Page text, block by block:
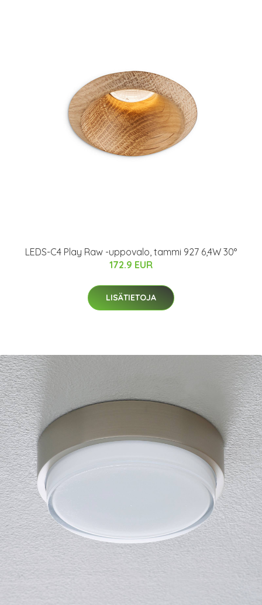
LEDS-C4 Play Raw -uppovalo, tammi 927 6,4W 30°
172.9 EUR
LISÄTIETOJA